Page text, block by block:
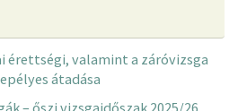
érettségi, valamint a záróvizsga
átadása
– őszi vizsgaidőszak 2025/26